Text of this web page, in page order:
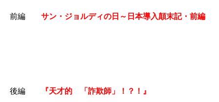
前編 サン・ジョルディの日～日本導入顛末記・前編
後編 『天才的 「詐欺師」！？！』